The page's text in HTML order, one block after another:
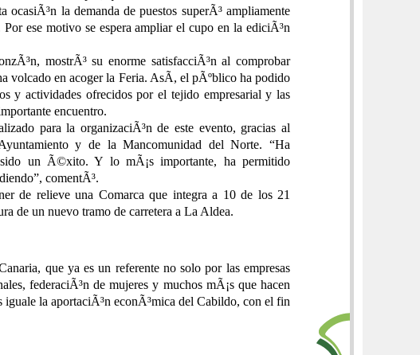
ocasiÃ³n la demanda de puestos superÃ³ ampliamente
Por ese motivo se espera ampliar el cupo en la ediciÃ³n
mostrÃ³ su enorme satisfacciÃ³n al comprobar
volcado en acoger la Feria. AsÃ­, el pÃºblico ha podido
y actividades ofrecidos por el tejido empresarial y las
encuentro.
para la organizaciÃ³n de este evento, gracias al
y de la Mancomunidad del Norte. “Ha
un Ã©xito. Y lo mÃ¡s importante, ha permitido
comentÃ³.
de relieve una Comarca que integra a 10 de los 21
de un nuevo tramo de carretera a La Aldea.
que ya es un referente no solo por las empresas
federaciÃ³n de mujeres y muchos mÃ¡s que hacen
iguale la aportaciÃ³n econÃ³mica del Cabildo, con el fin